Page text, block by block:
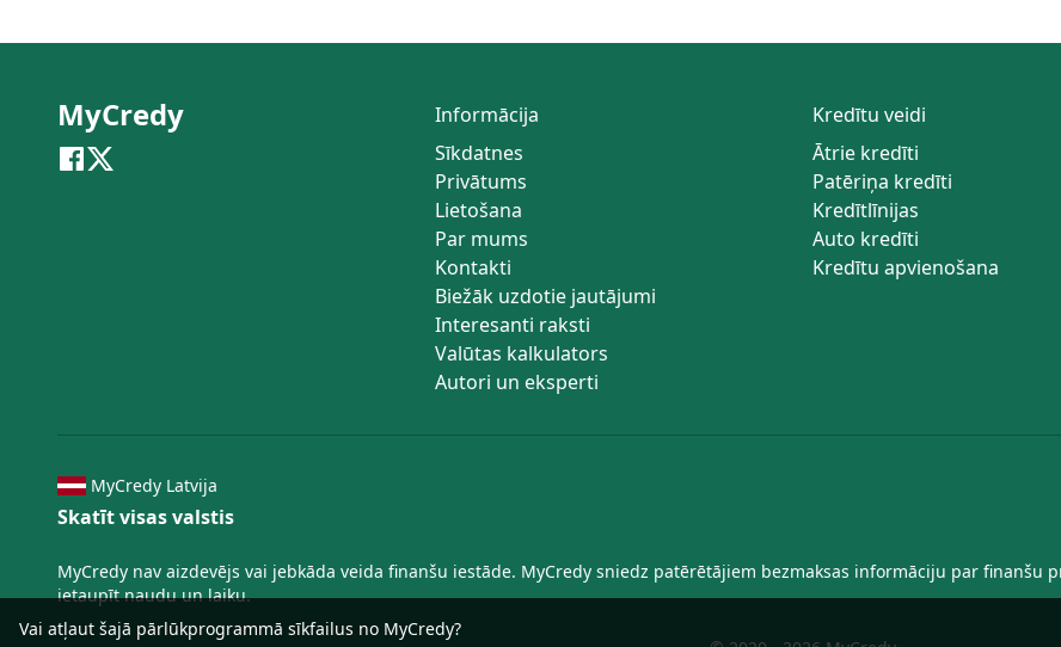
MyCredy
Informācija
Sīkdatnes
Privātums
Lietošana
Par mums
Kontakti
Biežāk uzdotie jautājumi
Interesanti raksti
Valūtas kalkulators
Autori un eksperti
Kredītu veidi
Ātrie kredīti
Patēriņa kredīti
Kredītlīnijas
Auto kredīti
Kredītu apvienošana
MyCredy Latvija
Skatīt visas valstis
MyCredy nav aizdevējs vai jebkāda veida finanšu iestāde. MyCredy sniedz patērētājiem bezmaksas informāciju par
ietaupīt naudu un laiku.
Vai atļaut šajā pārlūkprogrammā sīkfailus no MyCredy?